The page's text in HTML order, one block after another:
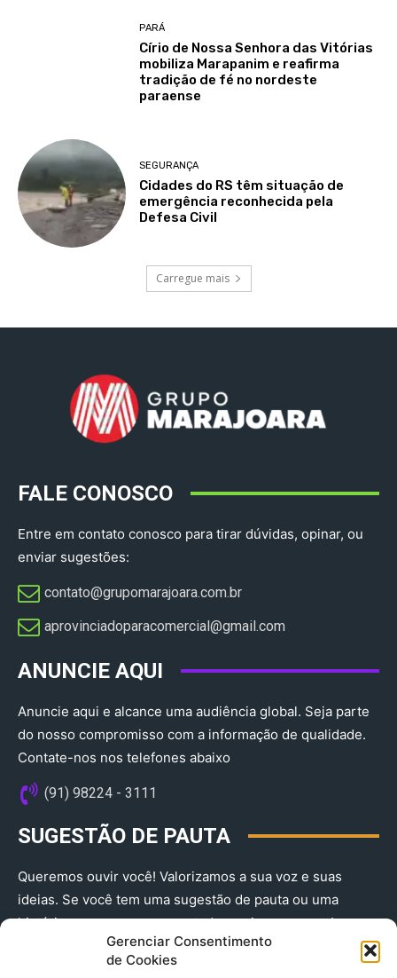
Gerenciar Consentimento
de Cookies
PARÁ
Círio de Nossa Senhora das Vitórias
mobiliza Marapanim e reafirma
tradição de fé no nordeste
paraense
SEGURANÇA
Cidades do RS têm situação de
emergência reconhecida pela
Defesa Civil
Carregue mais
FALE CONOSCO
Entre em contato conosco para tirar dúvidas, opinar, ou
enviar sugestões:
contato@grupomarajoara.com.br
aprovinciadoparacomercial@gmail.com​
ANUNCIE AQUI
Anuncie aqui e alcance uma audiência global. Seja parte
do nosso compromisso com a informação de qualidade.
Contate-nos nos telefones abaixo
(91) 98224 - 3111
SUGESTÃO DE PAUTA
Queremos ouvir você! Valorizamos a sua voz e suas
ideias. Se você tem uma sugestão de pauta ou uma
história que merece ser contada, envie-nos agora!
(91) 98224 - 3111